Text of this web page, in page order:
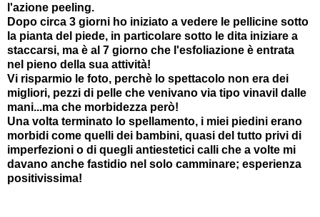
l'azione peeling.
Dopo circa 3 giorni ho iniziato a vedere le pellicine sotto
la pianta del piede, in particolare sotto le dita iniziare a
staccarsi, ma è al 7 giorno che l'esfoliazione è entrata
nel pieno della sua attività!
Vi risparmio le foto, perchè lo spettacolo non era dei
migliori, pezzi di pelle che venivano via tipo vinavil dalle
mani...ma che morbidezza però!
Una volta terminato lo spellamento, i miei piedini erano
morbidi come quelli dei bambini, quasi del tutto privi di
imperfezioni o di quegli antiestetici calli che a volte mi
davano anche fastidio nel solo camminare; esperienza
positivissima!